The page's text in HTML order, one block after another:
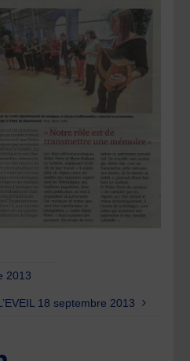
2013
18 septembre 2013